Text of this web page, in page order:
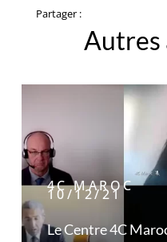
Partager :
Autres
4C MAROC
10/12/21
Le Centre 4C